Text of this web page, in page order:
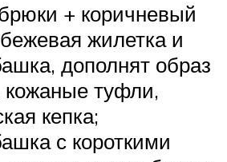
+ коричневый
жилетка и
дополнят образ
кожаные туфли,
кепка;
с короткими